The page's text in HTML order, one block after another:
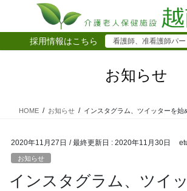
テ
ゲ
採用情報はこちら 看護師、准看護師パ
お知らせ
HOME お知らせ インスタグラム、ツイッターを始
2020年11月27日 / 最終更新日 : 2020年11月30日
お知らせ
インスタグラム、ツイ